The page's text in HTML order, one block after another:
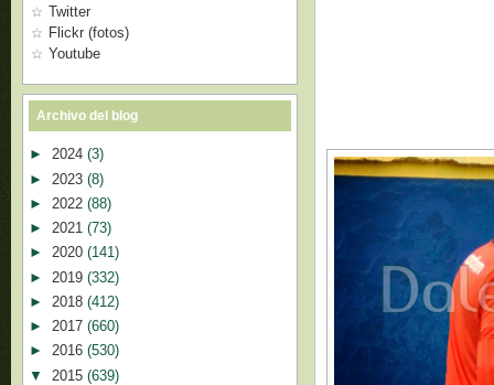
Twitter
Flickr (fotos)
Youtube
Archivo del blog
► 2024 (3)
► 2023 (8)
► 2022 (88)
► 2021 (73)
► 2020 (141)
► 2019 (332)
► 2018 (412)
► 2017 (660)
► 2016 (530)
▼ 2015 (639)